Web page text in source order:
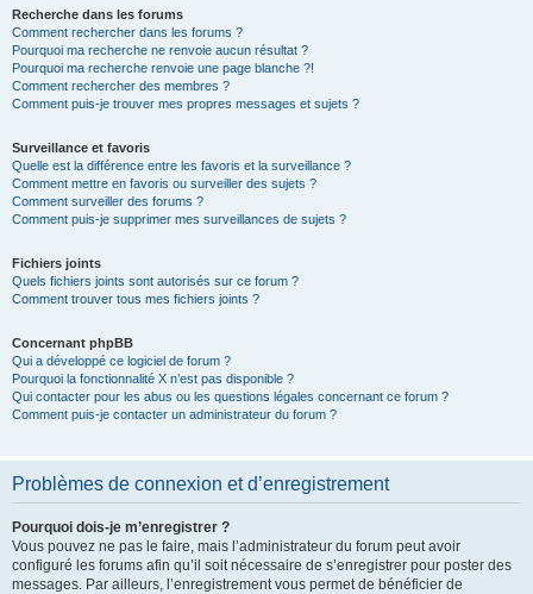
Recherche dans les forums
Comment rechercher dans les forums ?
Pourquoi ma recherche ne renvoie aucun résultat ?
Pourquoi ma recherche renvoie une page blanche ?!
Comment rechercher des membres ?
Comment puis-je trouver mes propres messages et sujets ?
Surveillance et favoris
Quelle est la différence entre les favoris et la surveillance ?
Comment mettre en favoris ou surveiller des sujets ?
Comment surveiller des forums ?
Comment puis-je supprimer mes surveillances de sujets ?
Fichiers joints
Quels fichiers joints sont autorisés sur ce forum ?
Comment trouver tous mes fichiers joints ?
Concernant phpBB
Qui a développé ce logiciel de forum ?
Pourquoi la fonctionnalité X n’est pas disponible ?
Qui contacter pour les abus ou les questions légales concernant ce forum ?
Comment puis-je contacter un administrateur du forum ?
Problèmes de connexion et d’enregistrement
Pourquoi dois-je m’enregistrer ?
Vous pouvez ne pas le faire, mais l’administrateur du forum peut avoir
configuré les forums afin qu’il soit nécessaire de s’enregistrer pour poster des
messages. Par ailleurs, l’enregistrement vous permet de bénéficier de